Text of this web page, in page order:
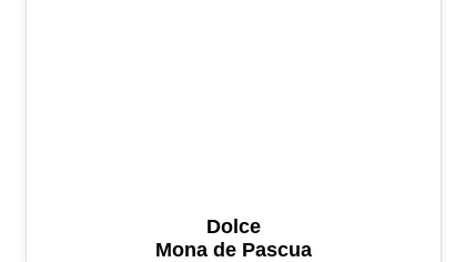
Dolce
Mona de Pascua